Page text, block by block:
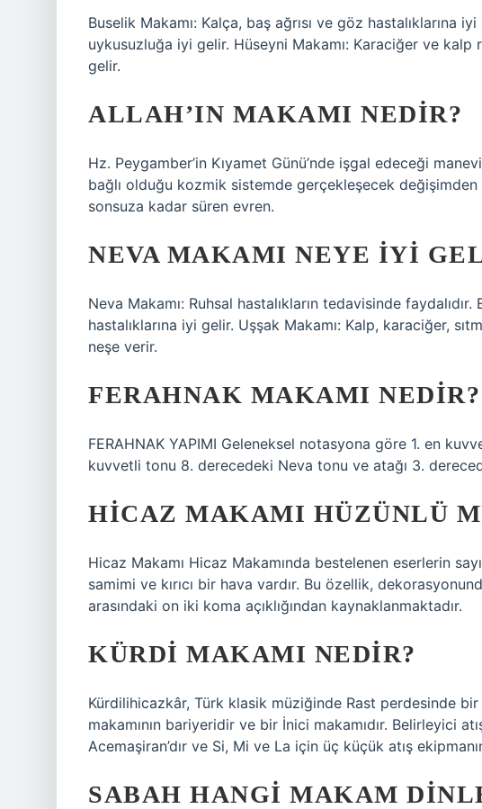
Buselik Makamı: Kalça, baş ağrısı ve göz hastalıklarına
uykusuzluğa iyi gelir. Hüseyni Makamı: Karaciğer ve kalp
gelir.
ALLAH’IN MAKAMI NEDIR?
Hz. Peygamber’in Kıyamet Günü’nde işgal edeceği
bağlı olduğu kozmik sistemde gerçekleşecek
sonsuza kadar süren evren.
NEVA MAKAMI NEYE IYI
Neva Makamı: Ruhsal hastalıkların tedavisinde
hastalıklarına iyi gelir. Uşşak Makamı: Kalp, karaciğer,
neşe verir.
FERAHNAK MAKAMI NEDIR?
FERAHNAK YAPIMI Geleneksel notasyona göre 1. en
kuvvetli tonu 8. derecedeki Neva tonu ve atağı 3.
HICAZ MAKAMI HÜZÜNLÜ
Hicaz Makamı Hicaz Makamında bestelenen eserlerin
samimi ve kırıcı bir hava vardır. Bu özellik,
arasındaki on iki koma açıklığından kaynaklanmaktadır.
KÜRDI MAKAMI NEDIR?
Kürdilihicazkâr, Türk klasik müziğinde Rast perdesinde bir
makamının bariyeridir ve bir İnici makamıdır. Belirleyici
Acemaşiran’dır ve Si, Mi ve La için üç küçük atış
SABAH HANGI MAKAM